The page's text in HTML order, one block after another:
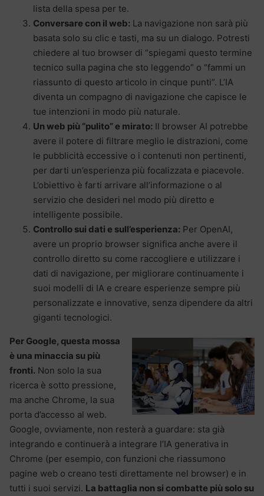
lista della spesa per te.
Conversare con il web: La navigazione non sarà più
basata solo su clic e tasti, ma su un dialogo. Potresti
chiedere al tuo browser di “spiegami questo termine
tecnico sulla pagina che sto leggendo” o “fammi un
riassunto di questo articolo in cinque punti”. L’IA
diventa un compagno di navigazione che capisce le
tue intenzioni in modo più naturale.
Un web più “pulito” e mirato: Il browser AI potrebbe
avere il potere di filtrare meglio le distrazioni, come
le pubblicità eccessive o i contenuti non pertinenti,
per darti un’esperienza più focalizzata e piacevole.
L’obiettivo è farti arrivare all’informazione o al
servizio che desideri nel modo più diretto e
intelligente possibile.
Controllo sui dati e sull’esperienza: Per OpenAI,
avere un proprio browser significa anche avere il
controllo diretto su come raccogliere e utilizzare i
dati di navigazione, per migliorare continuamente i
suoi modelli di IA e creare esperienze sempre più
personalizzate e innovative, senza dipendere da altri
giganti tecnologici.
Per Google, questa mossa
è una minaccia su più
fronti. Non solo la sua
ricerca è sotto pressione,
ma anche Chrome, la sua
porta d’accesso al web.
Google, ovviamente, non resterà a guardare: sta già
integrando e continuerà a integrare l’IA generativa in
Chrome (per esempio, con funzioni che riassumono
pagine web o creano testi direttamente nel browser) e in
tutti i suoi servizi. La battaglia non si combatte più solo su